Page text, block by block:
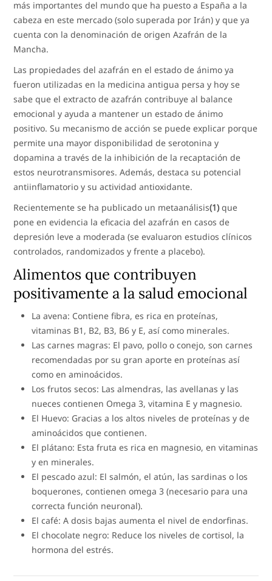
más importantes del mundo que ha puesto a España a la
cabeza en este mercado (solo superada por Irán) y que ya
cuenta con la denominación de origen Azafrán de la
Mancha.
Las propiedades del azafrán en el estado de ánimo ya
fueron utilizadas en la medicina antigua persa y hoy se
sabe que el extracto de azafrán contribuye al balance
emocional y ayuda a mantener un estado de ánimo
positivo. Su mecanismo de acción se puede explicar porque
permite una mayor disponibilidad de serotonina y
dopamina a través de la inhibición de la recaptación de
estos neurotransmisores. Además, destaca su potencial
antiinflamatorio y su actividad antioxidante.
Recientemente se ha publicado un metaanálisis(1)que
pone en evidencia la eficacia del azafrán en casos de
depresión leve a moderada (se evaluaron estudios clínicos
controlados, randomizados y frente a placebo).
Alimentos que contribuyen
positivamente a la salud emocional
La avena: Contiene fibra, es rica en proteínas,
vitaminas B1, B2, B3, B6 y E, así como minerales.
Las carnes magras: El pavo, pollo o conejo, son carnes
recomendadas por su gran aporte en proteínas así
como en aminoácidos.
Los frutos secos: Las almendras, las avellanas y las
nueces contienen Omega 3, vitamina E y magnesio.
El Huevo: Gracias a los altos niveles de proteínas y de
aminoácidos que contienen.
El plátano: Esta fruta es rica en magnesio, en vitaminas
y en minerales.
El pescado azul: El salmón, el atún, las sardinas o los
boquerones, contienen omega 3 (necesario para una
correcta función neuronal).
El café: A dosis bajas aumenta el nivel de endorfinas.
El chocolate negro: Reduce los niveles de cortisol, la
hormona del estrés.